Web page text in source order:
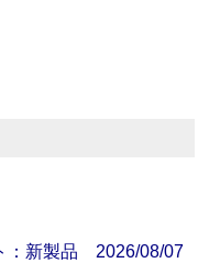
：新製品 2026/08/07